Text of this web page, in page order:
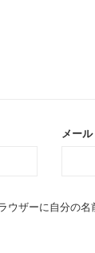
メール
ザーに自分の名